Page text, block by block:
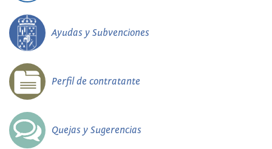
Ayudas y Subvenciones
Perfil de contratante
Quejas y Sugerencias